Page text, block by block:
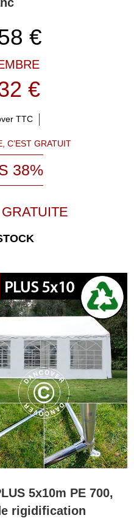
€
€
TTC
C’EST GRATUIT
38%
5x10m PE 700,
rigidification